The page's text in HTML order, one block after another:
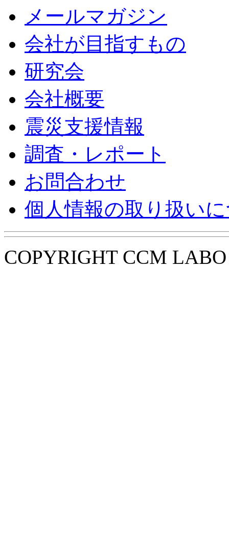
メールマガジン
会社が目指すもの
研究会
会社概要
震災支援情報
調査・レポート
お問合わせ
個人情報の取り扱い
COPYRIGHT CCM